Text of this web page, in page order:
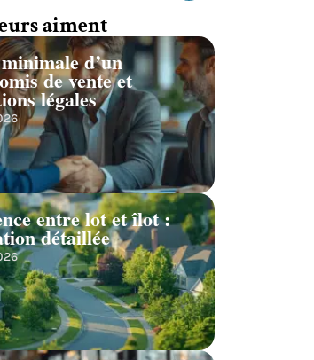
aiment
d’un
de vente et
légales
entre lot et îlot :
détaillée